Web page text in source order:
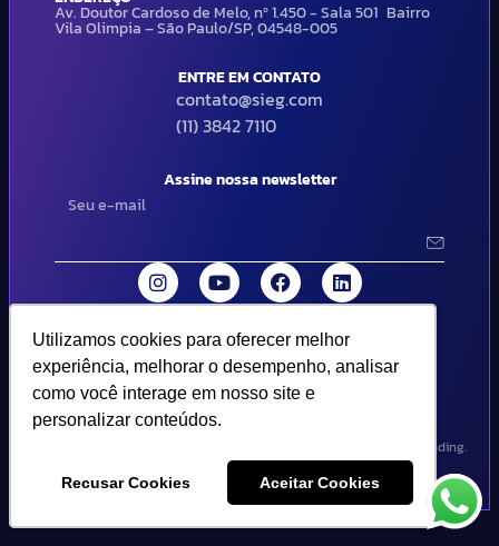
Utilizamos cookies para oferecer melhor
experiência, melhorar o desempenho, analisar
como você interage em nosso site e
personalizar conteúdos.
Recusar Cookies Aceitar Cookies
Utilizamos cookies para oferecer melhor
experiência, melhorar o desempenho, analisar
como você interage em nosso site e
personalizar conteúdos.
Recusar Cookies Aceitar Cookies
Av. Doutor Cardoso de Melo, nº 1.450 - Sala 501 Bairro
Vila Olimpia – São Paulo/SP, 04548-005
ENTRE EM CONTATO
contato@sieg.com
(11) 3842 7110
Assine nossa newsletter
© 2024 SIEG Soluções Fiscais Estratégicas. Todos os direitos
reservados | Termos de uso e política de privacidade..
Design por Empória Branding.